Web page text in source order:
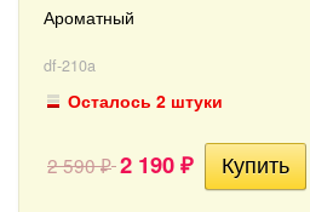
Ароматный
df-210a
Осталось 2 штуки
2 590₽ 2 190 ₽